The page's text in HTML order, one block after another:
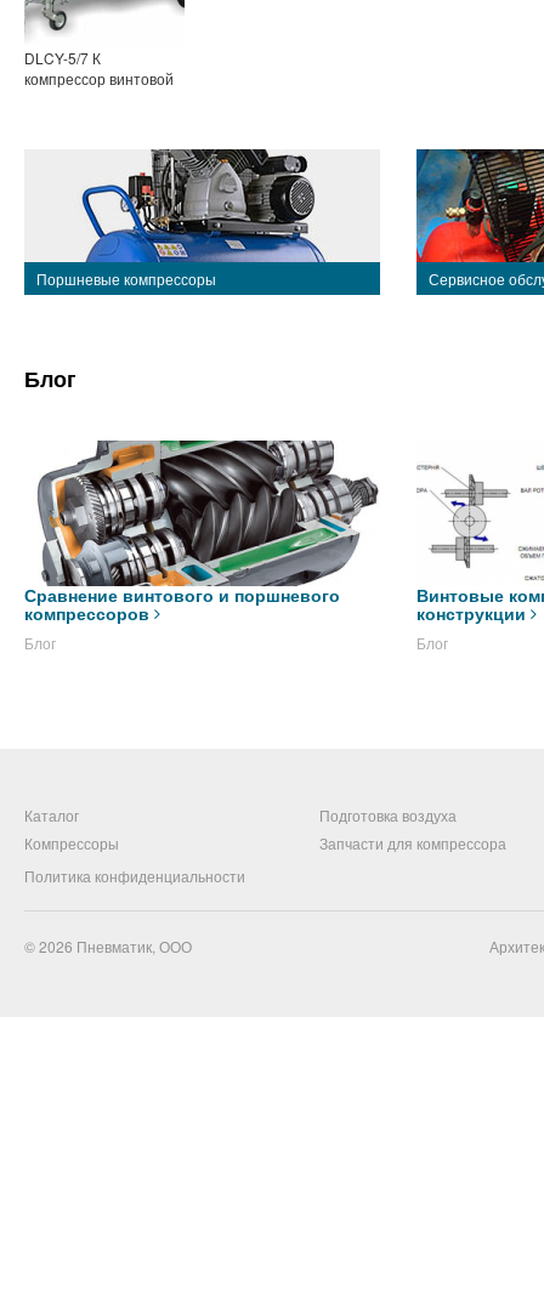
DLCY-5/7 К
компрессор винтовой
Поршневые компрессоры Сервисное
Блог
Сравнение винтового и поршневого
компрессоров
Блог
Винтовые
конструкции
Блог
Каталог
Компрессоры
Подготовка воздуха
Запчасти для компрессора
Политика конфиденциальности
© 2026 Пневматик, ООО